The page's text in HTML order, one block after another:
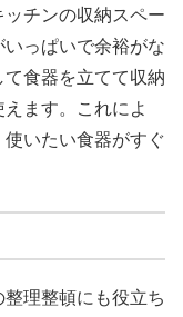
チンの収納スペー
っぱいで余裕がな
食器を立てて収納
ます。これによ
いたい食器がすぐ
理整頓にも役立ち